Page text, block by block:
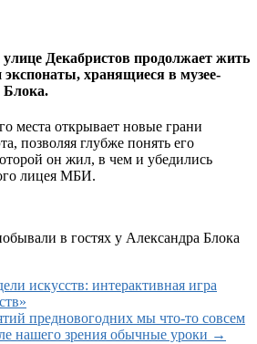
Декабристов продолжает жить
экспонаты, хранящиеся в музее-
Блока.
места открывает новые грани
позволяя глубже понять его
он жил, в чем и убедились
лицея МБИ.
в гостях у Александра Блока
искусств: интерактивная игра
предновогодних мы что-то совсем
нашего зрения обычные уроки →